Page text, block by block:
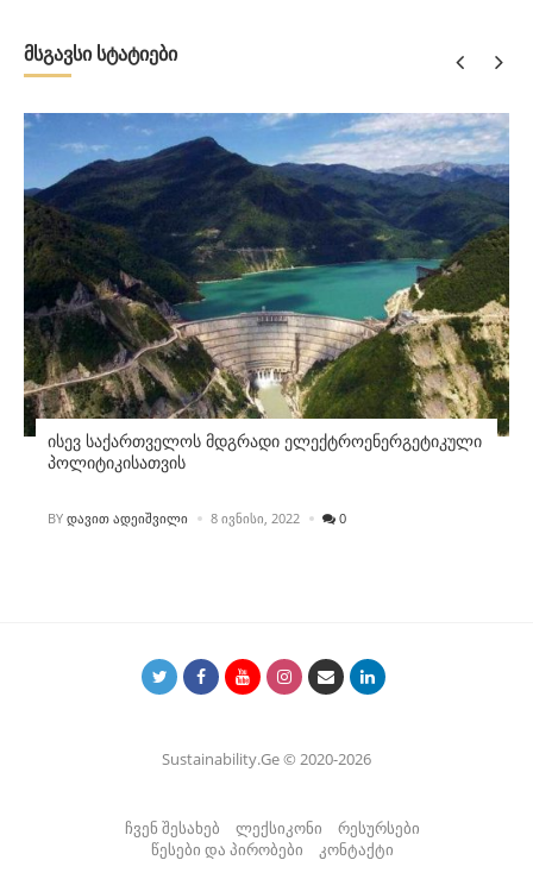
მსგავსი სტატიები
ისევ საქართველოს მდგრადი ელექტროენერგეტიკული
პოლიტიკისათვის
POSTED
BY ᲓᲐᲕᲘᲗ ᲐᲓᲔᲘᲨᲕᲘᲚᲘ 8 ᲘᲕᲜᲘᲡᲘ, 2022 0
Sustainability.Ge © 2020-2026
ჩვენ შესახებ ლექსიკონი
რესურსები
წესები და პირობები
კონტაქტი